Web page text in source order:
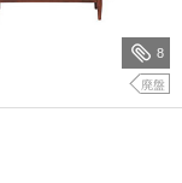
8
廃盤